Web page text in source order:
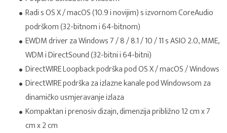
Radi s OS X / macOS (10.9 i novijim) s izvornom CoreAudio
podrškom (32-bitnom i 64-bitnom)
EWDM driver za Windows 7 / 8 / 8.1 / 10 / 11 s ASIO 2.0, MME,
WDM i DirectSound (32-bitni i 64-bitni)
DirectWIRE Loopback podrška pod OS X / macOS / Windows
DirectWIRE podrška za izlazne kanale pod Windowsom za
dinamičko usmjeravanje izlaza
Kompaktan i prenosiv dizajn, dimenzija približno 12 cm x 7
cm x 2 cm